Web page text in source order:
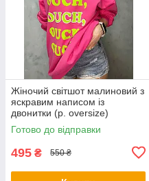
Жіночий світшот малиновий з
яскравим написом із
двонитки (р. oversize)
1043190r
Готово до відправки
495 ₴ 550 ₴